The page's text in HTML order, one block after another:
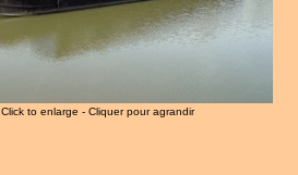
Click to enlarge - Cliquer pour agrandir